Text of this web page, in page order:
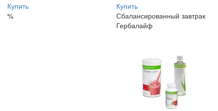
Купить
%
Купить
Сбалансированный завтрак
Гербалайф